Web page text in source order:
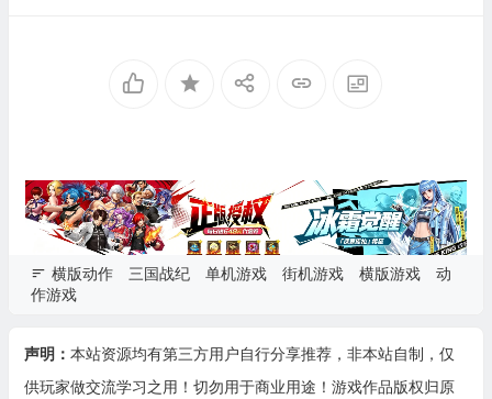
横版动作 三国战纪 单机游戏 街机游戏 横版游戏
动
作游戏
声明： 本站资源均有第三方用户自行分享推荐，非本站自制，仅
供玩家做交流学习之用！切勿用于商业用途！游戏作品版权归原